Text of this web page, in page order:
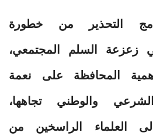
التحذير من خطورة
زعزعة السلم المجتمعي،
المحافظة على نعمة
والوطني تجاهها،
العلماء الراسخين من